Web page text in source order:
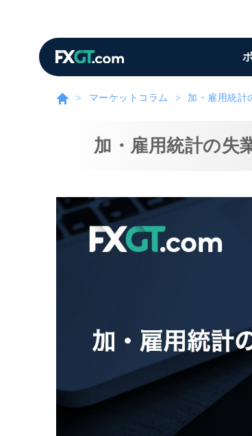
マーケットコラム 加・雇用統計
加・雇用統計の失